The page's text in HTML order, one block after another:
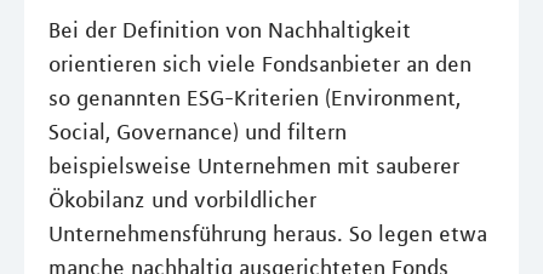
Bei der Definition von Nachhaltigkeit
orientieren sich viele Fondsanbieter an den
so genannten ESG-Kriterien (Environment,
Social, Governance) und filtern
beispielsweise Unternehmen mit sauberer
Ökobilanz und vorbildlicher
Unternehmensführung heraus. So legen etwa
manche nachhaltig ausgerichteten Fonds